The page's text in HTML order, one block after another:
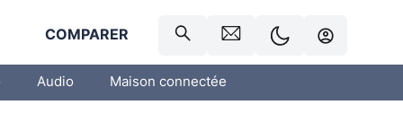
COMPARER
Audio Maison connectée